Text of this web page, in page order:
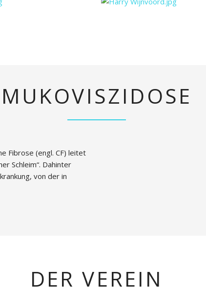
MUKOVISZIDOSE
Fibrose (engl. CF) leitet
Schleim“. Dahinter
von der in
DER VEREIN